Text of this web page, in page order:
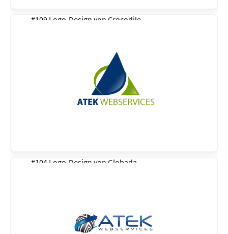
#109 Logo-Design von Crocodile
#104 Logo-Design von Globada